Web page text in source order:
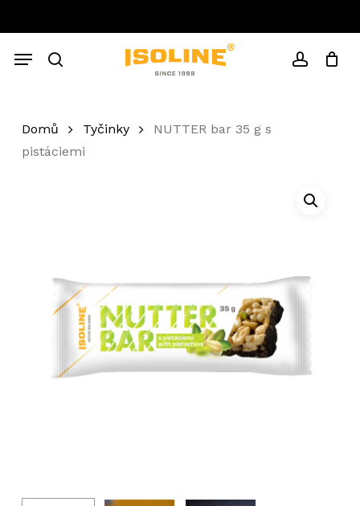
content
search account
Menu
Cart Close
Domů Tyčinky
NUTTER bar 35 g s
pistáciemi